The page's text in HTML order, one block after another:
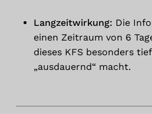
Langzeitwirkung: Die
einen Zeitraum von 6
dieses KFS besonders
„ausdauernd“ macht.